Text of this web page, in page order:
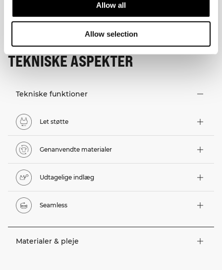
Allow all
Allow selection
TEKNISKE ASPEKTER
Tekniske funktioner
Let støtte
Genanvendte materialer
Udtagelige indlæg
Seamless
Materialer & pleje